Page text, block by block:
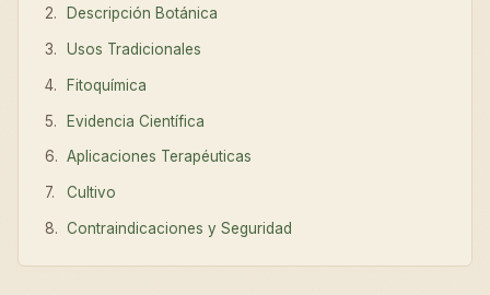
Descripción Botánica
Usos Tradicionales
Fitoquímica
Evidencia Científica
Aplicaciones Terapéuticas
Cultivo
Contraindicaciones y Seguridad